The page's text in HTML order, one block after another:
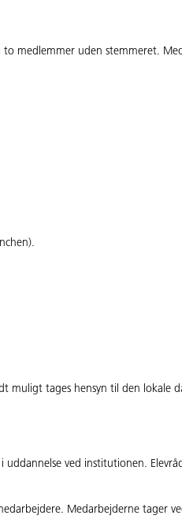
medlemmer uden stemmeret.
muligt tages hensyn til den lokale
ved institutionen.
Medarbejderne tager